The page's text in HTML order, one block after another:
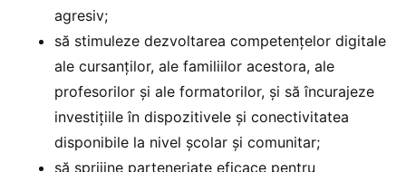
agresiv;
să stimuleze dezvoltarea competențelor digitale
ale cursanților, ale familiilor acestora, ale
profesorilor și ale formatorilor, și să încurajeze
investițiile în dispozitivele și conectivitatea
disponibile la nivel școlar și comunitar;
să sprijine parteneriate eficace pentru